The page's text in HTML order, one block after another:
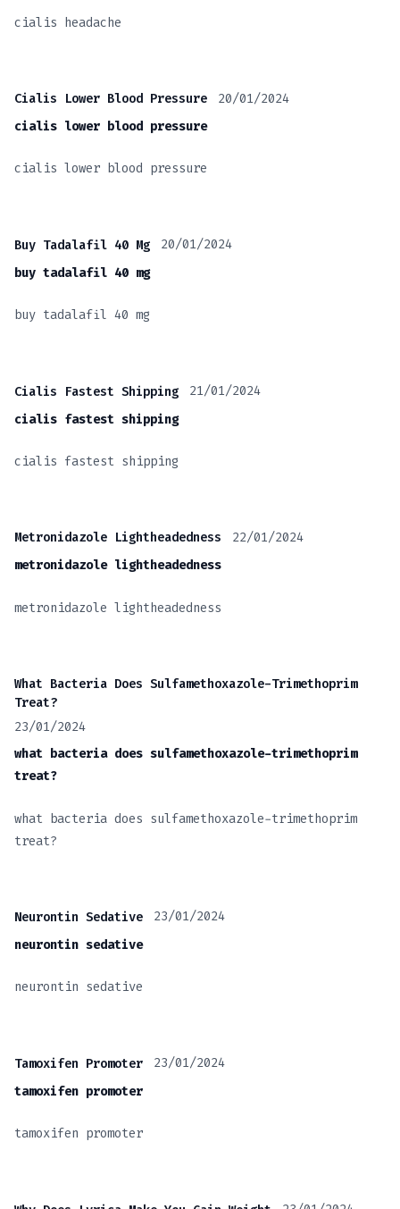
cialis headache
Cialis Lower Blood Pressure
20/01/2024
cialis lower blood pressure
cialis lower blood pressure
Buy Tadalafil 40 Mg
20/01/2024
buy tadalafil 40 mg
buy tadalafil 40 mg
Cialis Fastest Shipping
21/01/2024
cialis fastest shipping
cialis fastest shipping
Metronidazole Lightheadedness
22/01/2024
metronidazole lightheadedness
metronidazole lightheadedness
What Bacteria Does Sulfamethoxazole-Trimethoprim
Treat?
23/01/2024
what bacteria does sulfamethoxazole-trimethoprim
treat?
what bacteria does sulfamethoxazole-trimethoprim
treat?
Neurontin Sedative
23/01/2024
neurontin sedative
neurontin sedative
Tamoxifen Promoter
23/01/2024
tamoxifen promoter
tamoxifen promoter